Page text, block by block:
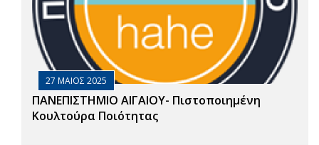
27 ΜΑΙΟΣ 2025
ΠΑΝΕΠΙΣΤΗΜΙΟ ΑΙΓΑΙΟΥ- Πιστοποιημένη
Κουλτούρα Ποιότητας